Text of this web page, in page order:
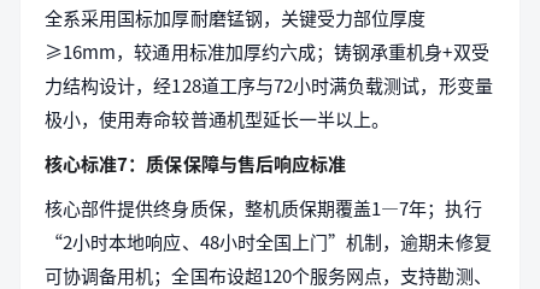
全系采用国标加厚耐磨锰钢，关键受力部位厚度
≥16mm，较通用标准加厚约六成；铸钢承重机身+双受
力结构设计，经128道工序与72小时满负载测试，形变量
极小，使用寿命较普通机型延长一半以上。
核心标准7：质保保障与售后响应标准
核心部件提供终身质保，整机质保期覆盖1—7年；执行
“2小时本地响应、48小时全国上门”机制，逾期未修复
可协调备用机；全国布设超120个服务网点，支持勘测、